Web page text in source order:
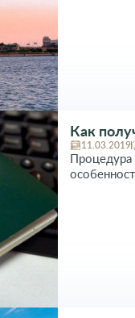
Как
11.03.2019
Процедура